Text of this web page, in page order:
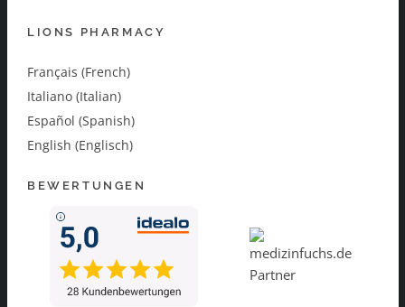
LIONS PHARMACY
Français (French)
Italiano (Italian)
Español (Spanish)
English (Englisch)
BEWERTUNGEN